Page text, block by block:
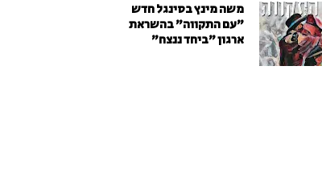
משה מינץ בסינגל חדש
״עם התקווה״ בהשראת
ארגון "ביחד ננצח"